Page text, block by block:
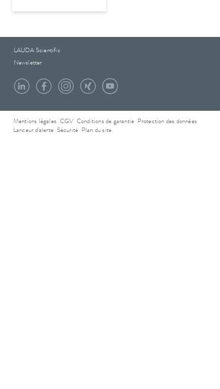
LAUDA Scientific
Newsletter
Mentions légales CGV Conditions de garantie
Protection des données
Lanceur d'alerte Sécurité Plan du site